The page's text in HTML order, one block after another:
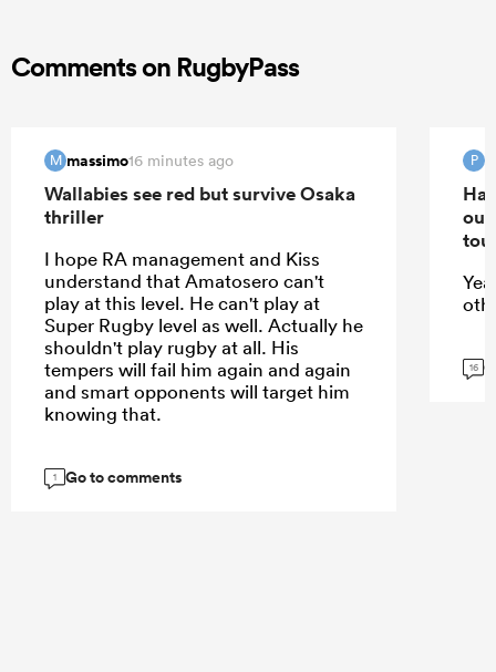
Comments on RugbyPass
M massimo16 minutes ago
Wallabies see red but survive Osaka
thriller
I hope RA management and Kiss
understand that Amatosero can't
play at this level. He can't play at
Super Rugby level as well. Actually he
shouldn't play rugby at all. His
tempers will fail him again and again
and smart opponents will target him
knowing that.
1 Go to comments
P
16